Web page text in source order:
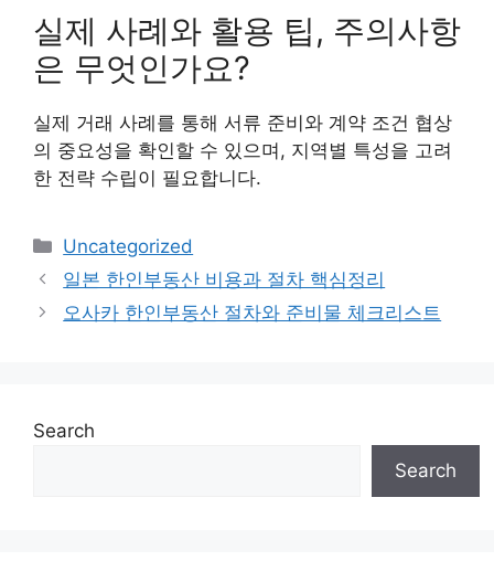
실제 사례와 활용 팁, 주의사항
은 무엇인가요?
실제 거래 사례를 통해 서류 준비와 계약 조건 협상
의 중요성을 확인할 수 있으며, 지역별 특성을 고려
한 전략 수립이 필요합니다.
Categories
Uncategorized
일본 한인부동산 비용과 절차 핵심정리
오사카 한인부동산 절차와 준비물 체크리스트
Search
Search